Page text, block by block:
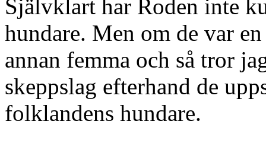
Självklart har Roden inte
hundare. Men om de var
annan femma och så tror
skeppslag efterhand de
folklandens hundare.